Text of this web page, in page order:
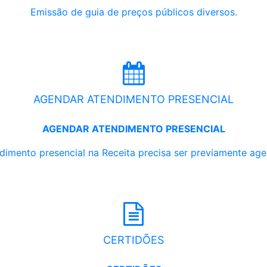
Emissão de guia de preços públicos diversos.
AGENDAR ATENDIMENTO PRESENCIAL
AGENDAR ATENDIMENTO PRESENCIAL
presencial na Receita precisa ser previamente
CERTIDÕES